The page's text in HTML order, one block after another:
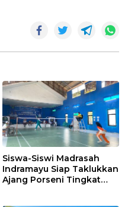
Siswa-Siswi Madrasah
Indramayu Siap Taklukkan
Ajang Porseni Tingkat